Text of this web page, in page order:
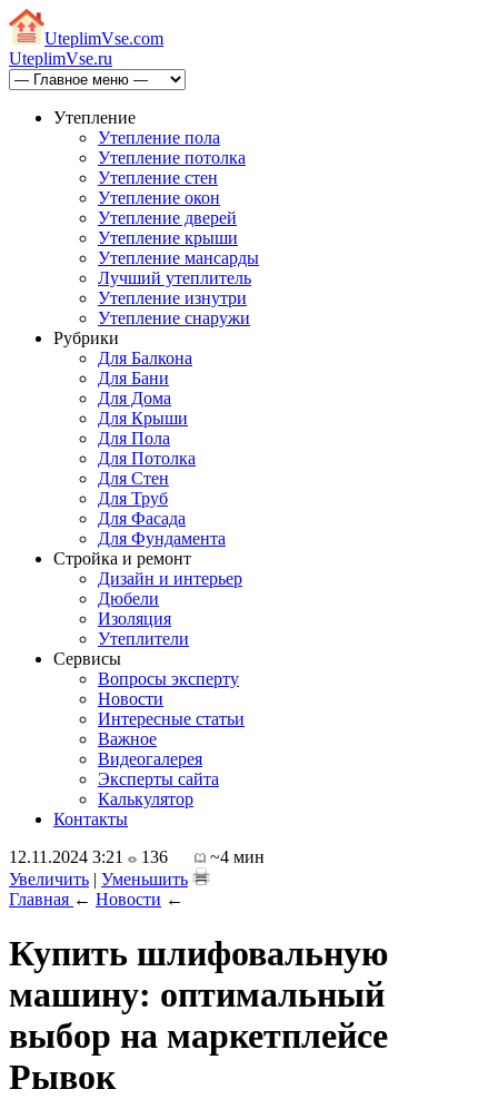
UteplimVse.com
UteplimVse.ru
Утепление
Утепление пола
Утепление потолка
Утепление стен
Утепление окон
Утепление дверей
Утепление крыши
Утепление мансарды
Лучший утеплитель
Утепление изнутри
Утепление снаружи
Рубрики
Для Балкона
Для Бани
Для Дома
Для Крыши
Для Пола
Для Потолка
Для Стен
Для Труб
Для Фасада
Для Фундамента
Стройка и ремонт
Дизайн и интерьер
Дюбели
Изоляция
Утеплители
Сервисы
Вопросы эксперту
Новости
Интересные статьи
Важное
Видеогалерея
Эксперты сайта
Калькулятор
Контакты
12.11.2024 3:21
136
~4 мин
Увеличить | Уменьшить
Главная ← Новости ←
Купить шлифовальную
машину: оптимальный
выбор на маркетплейсе
Рывок